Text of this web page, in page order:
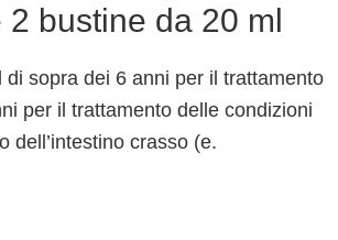
bustine da 20 ml
sopra dei 6 anni per il trattamento
per il trattamento delle condizioni
dell’intestino crasso (e.